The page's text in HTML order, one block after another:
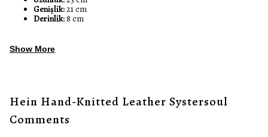
Genişlik:21 cm
Derinlik:8 cm
Show More
Hein Hand-Knitted Leather Systersoul
Comments